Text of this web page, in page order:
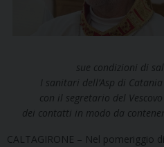
sue condizioni di
I sanitari dell’Asp di
con il segretario del
dei contatti in modo da
CALTAGIRONE – Nel pomeriggio